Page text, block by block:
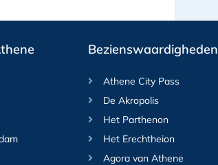
Bezienswaardigheden
Athene City Pass
De Akropolis
Het Parthenon
Het Erechtheion
Agora van Athene